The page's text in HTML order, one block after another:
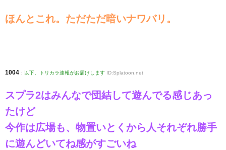
ほんとこれ。ただただ暗いナワバリ。
1004 : 以下、トリカラ速報がお届けします ID:Splatoon.net
スプラ2はみんなで団結して遊んでる感じあっ
たけど
今作は広場も、物置いとくから人それぞれ勝手
に遊んどいてね感がすごいね